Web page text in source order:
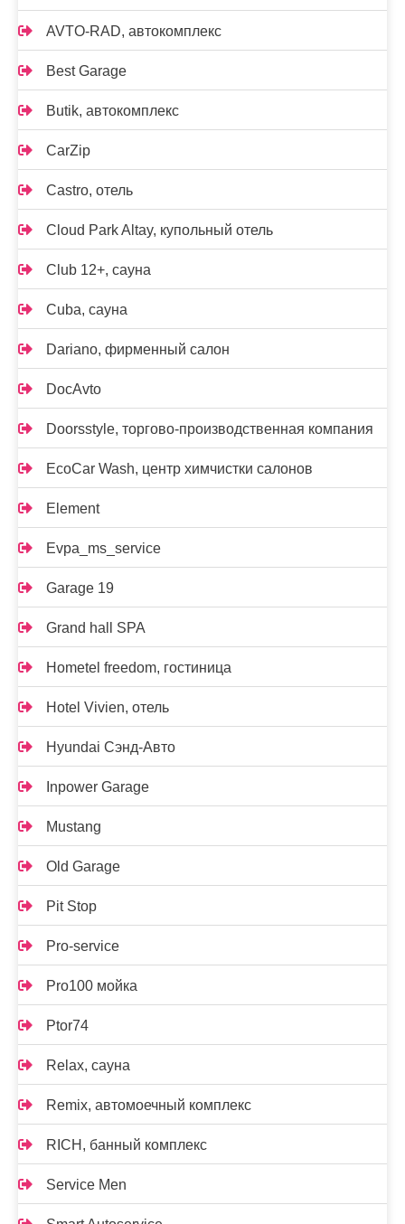
AVTO-RAD, автокомплекс
Best Garage
Butik, автокомплекс
CarZip
Castro, отель
Cloud Park Altay, купольный отель
Club 12+, сауна
Cuba, сауна
Dariano, фирменный салон
DocAvto
Doorsstyle, торгово-производственная компания
EcoCar Wash, центр химчистки салонов
Element
Evpa_ms_service
Garage 19
Grand hall SPA
Hometel freedom, гостиница
Hotel Vivien, отель
Hyundai Сэнд-Авто
Inpower Garage
Mustang
Old Garage
Pit Stop
Pro-service
Pro100 мойка
Ptor74
Relax, сауна
Remix, автомоечный комплекс
RICH, банный комплекс
Service Men